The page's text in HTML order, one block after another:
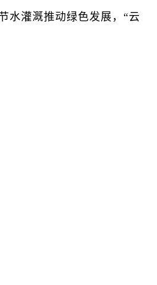
灌溉推动绿色发展，“云